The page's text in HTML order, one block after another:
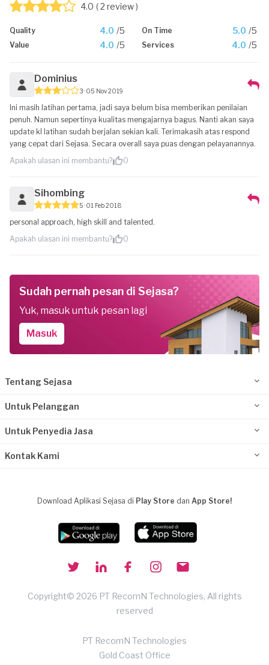
4.0 ( 2 review )
Quality 4.0 /5 On Time 5.0 /5
Value 4.0 /5 Services 4.0 /5
Dominius
3 05 Nov 2019
Ini masih latihan pertama, jadi saya belum bisa memberikan penilaian
penuh. Namun sepertinya kualitas mengajarnya bagus. Nanti akan saya
update kl latihan sudah berjalan sekian kali. Terimakasih atas respond
yang cepat dari Sejasa. Secara overall saya puas dengan pelayanannya.
Apakah ulasan ini membantu?
0
Sihombing
5 01 Feb 2018
personal approach, high skill and talented.
Apakah ulasan ini membantu?
0
Sudah pernah pesan di Sejasa?
Yuk, masuk untuk pesan lagi
Masuk
Tentang Sejasa
Untuk Pelanggan
Untuk Penyedia Jasa
Kontak Kami
Download Aplikasi Sejasa di Play Store dan App Store!
Copyright© 2026 PT RecomN Technologies, All rights
reserved
PT RecomN Technologies
Gold Coast Office